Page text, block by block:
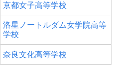
京都女子高等学校
洛星ノートルダム女学院高等
学校
奈良文化高等学校